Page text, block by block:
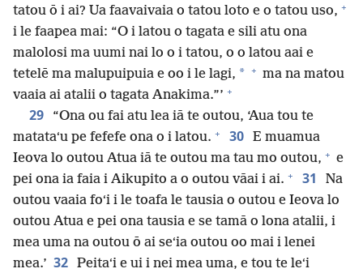
tatou ō i ai? Ua faavaivaia o tatou loto e o tatou uso, +
i le faapea mai: “O i latou o tagata e sili atu ona
malolosi ma uumi nai lo o i tatou, o o latou aai e
tetelē ma malupuipuia e oo i le lagi, * + ma na matou
vaaia ai atalii o tagata Anakima.”’ +
29
“Ona ou fai atu lea iā te outou, ‘Aua tou te
matataʻu pe fefefe ona o i latou. + 30 E muamua
Ieova lo outou Atua iā te outou ma tau mo outou, + e
pei ona ia faia i Aikupito a o outou vāai i ai. + 31
Na
outou vaaia foʻi i le toafa le tausia o outou e Ieova lo
outou Atua e pei ona tausia e se tamā o lona atalii, i
mea uma na outou ō ai seʻia outou oo mai i lenei
mea.’ 32 Peitaʻi e ui i nei mea uma, e tou te leʻi